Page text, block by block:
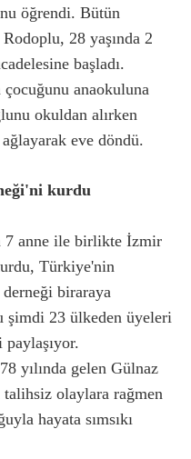
öğrendi. Bütün
28 yaşında 2
başladı.
anaokuluna
okuldan alırken
eve döndü.
kurdu
7 anne ile birlikte İzmir
Türkiye'nin
biraraya
şimdi 23 ülkeden üyeleri
yılında gelen Gülnaz
talihsiz olaylara rağmen
hayata sımsıkı